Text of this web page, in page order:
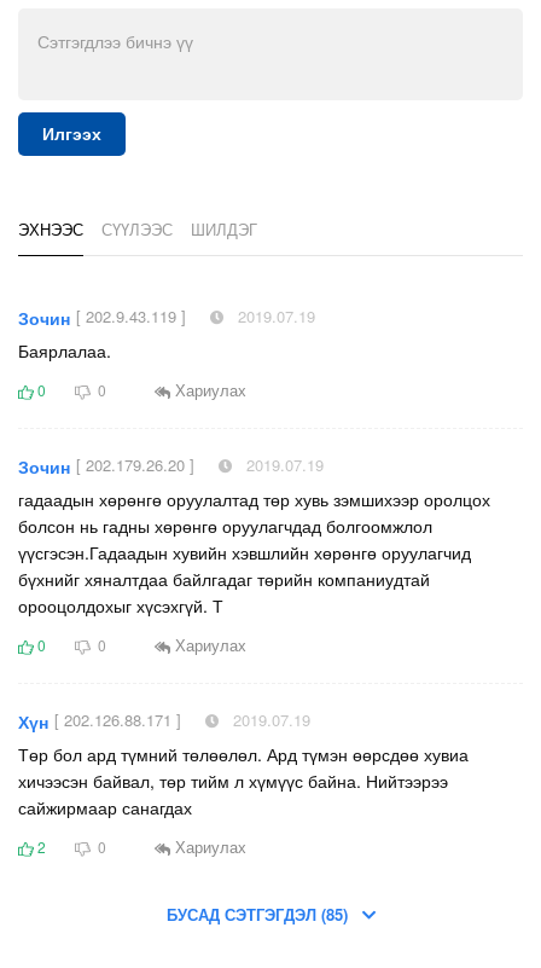
Илгээх
ЭХНЭЭС СҮҮЛЭЭС ШИЛДЭГ
Зочин [ 202.9.43.119 ] 2019.07.19
Баярлалаа.
0 0 Хариулах
Зочин [ 202.179.26.20 ] 2019.07.19
гадаадын хөрөнгө оруулалтад төр хувь зэмшихээр оролцох
болсон нь гадны хөрөнгө оруулагчдад болгоомжлол
үүсгэсэн.Гадаадын хувийн хэвшлийн хөрөнгө оруулагчид
бүхнийг хяналтдаа байлгадаг төрийн компаниудтай
орооцолдохыг хүсэхгүй. Т
0 0 Хариулах
Хүн [ 202.126.88.171 ] 2019.07.19
Төр бол ард түмний төлөөлөл. Ард түмэн өөрсдөө хувиа
хичээсэн байвал, төр тийм л хүмүүс байна. Нийтээрээ
сайжирмаар санагдах
2 0 Хариулах
БУСАД СЭТГЭГДЭЛ (85)